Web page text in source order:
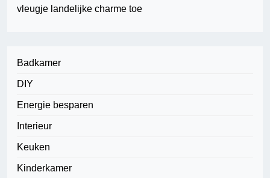
vleugje landelijke charme toe
Badkamer
DIY
Energie besparen
Interieur
Keuken
Kinderkamer